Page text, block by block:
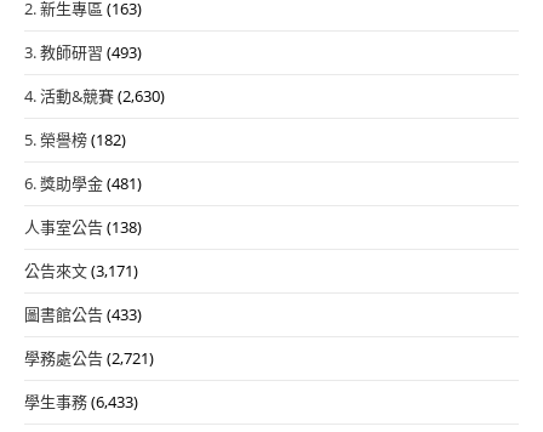
2. 新生專區 (163)
3. 教師研習 (493)
4. 活動&競賽(2,630)
5. 榮譽榜(182)
6. 獎助學金(481)
人事室公告(138)
公告來文(3,171)
圖書館公告(433)
學務處公告(2,721)
學生事務(6,433)